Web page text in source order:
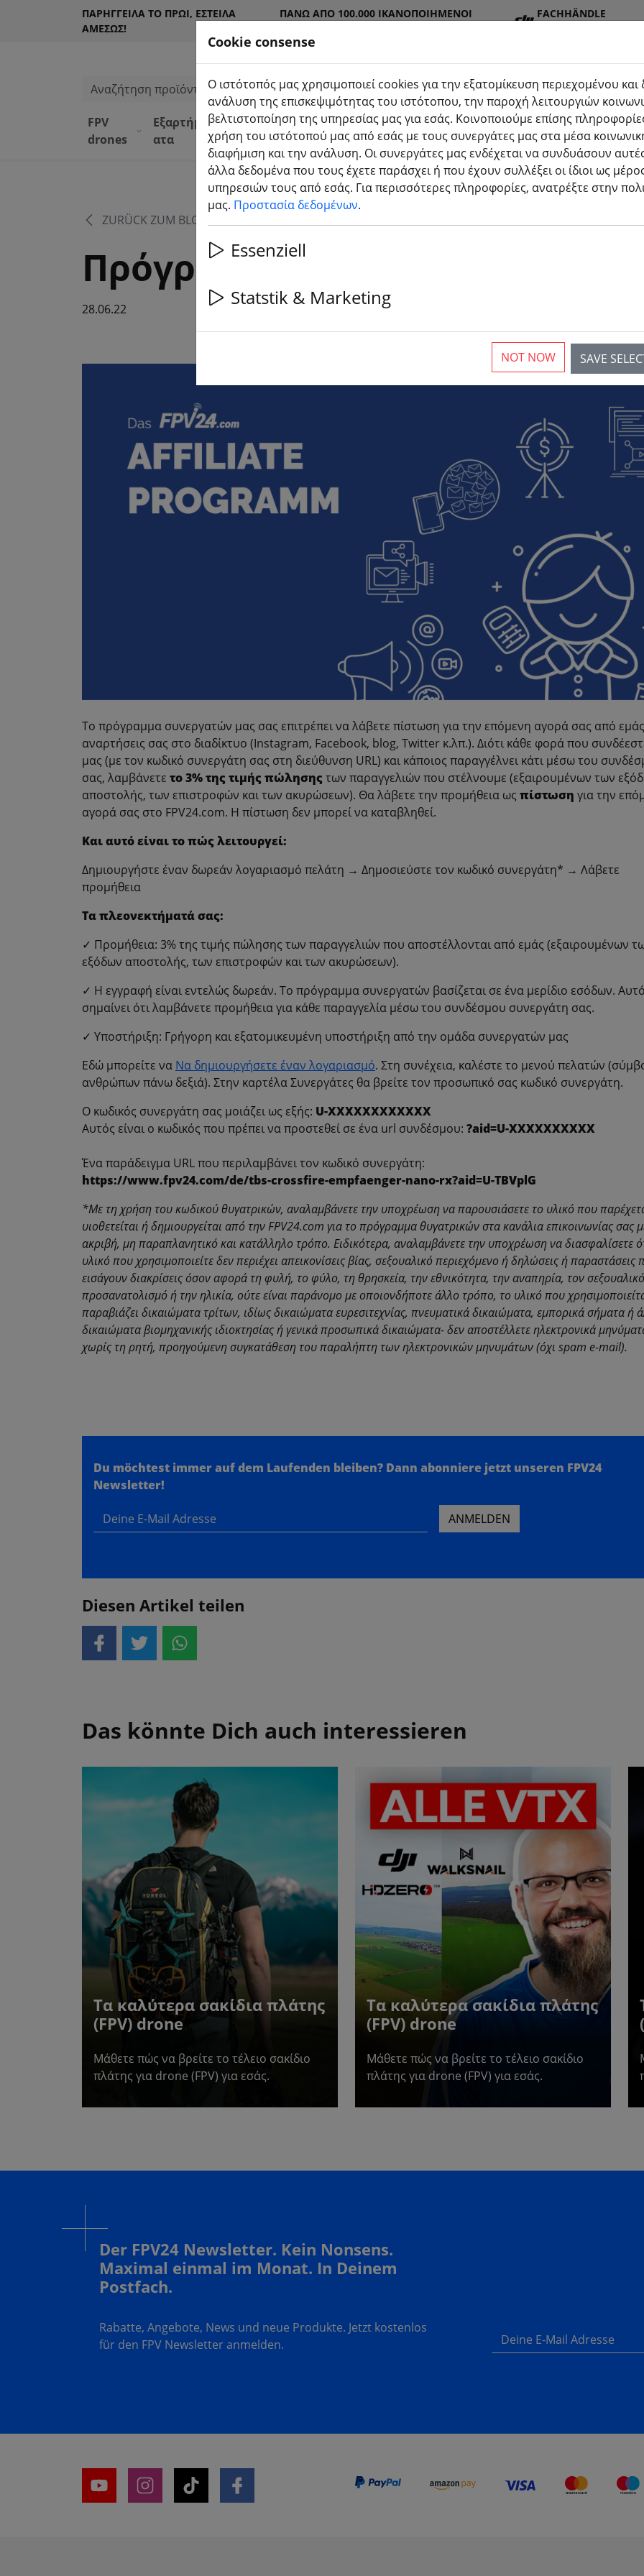
ΠΑΡΉΓΓΕΙΛΑ ΤΟ ΠΡΩΊ, ΈΣΤΕΙΛΑ
ΑΜΈΣΩΣ!
ΠΆΝΩ ΑΠΌ 100.000 ΙΚΑΝΟΠΟΙΗΜΈΝΟΙ
FACHHÄNDLE
Αναζήτηση προϊόντων
FPV
drones
Εξαρτήμ
ατα
Εξοπλισ
μός
Κατάστημ
α DJI
Μπατα
ρίες
Προπ
έλα
Αξεσο
υάρ
τρισδιάστατη
εκτύπωση
ZURÜCK ZUM BLOG
Πρόγραμμα θυγατρικών
28.06.22
Το πρόγραμμα συνεργατών μας σας επιτρέπει να λάβετε πίστωση για την επόμενη αγορά σας από εμάς
αναρτήσεις σας στο διαδίκτυο (Instagram, Facebook, blog, Twitter κ.λπ.). Διότι κάθε φορά που
μας (με τον κωδικό συνεργάτη σας στη διεύθυνση URL) και κάποιος παραγγέλνει κάτι μέσω του
σας, λαμβάνετε το 3% της τιμής πώλησης των παραγγελιών που στέλνουμε (εξαιρουμένων των
αποστολής, των επιστροφών και των ακυρώσεων). Θα λάβετε την προμήθεια ως πίστωση για την
αγορά σας στο FPV24.com. Η πίστωση δεν μπορεί να καταβληθεί.
Και αυτό είναι το πώς λειτουργεί:
Δημιουργήστε έναν δωρεάν λογαριασμό πελάτη → Δημοσιεύστε τον κωδικό συνεργάτη* → Λάβετε
προμήθεια
Τα πλεονεκτήματά σας:
✓ Προμήθεια: 3% της τιμής πώλησης των παραγγελιών που αποστέλλονται από εμάς (εξαιρουμένων
εξόδων αποστολής, των επιστροφών και των ακυρώσεων).
✓ Η εγγραφή είναι εντελώς δωρεάν. Το πρόγραμμα συνεργατών βασίζεται σε ένα μερίδιο εσόδων. Αυτό
σημαίνει ότι λαμβάνετε προμήθεια για κάθε παραγγελία μέσω του συνδέσμου συνεργάτη σας.
✓ Υποστήριξη: Γρήγορη και εξατομικευμένη υποστήριξη από την ομάδα συνεργατών μας
Εδώ μπορείτε να Να δημιουργήσετε έναν λογαριασμό. Στη συνέχεια, καλέστε το μενού πελατών
ανθρώπων πάνω δεξιά). Στην καρτέλα Συνεργάτες θα βρείτε τον προσωπικό σας κωδικό συνεργάτη.
Ο κωδικός συνεργάτη σας μοιάζει ως εξής: U-XXXXXXXXXXXX
Αυτός είναι ο κωδικός που πρέπει να προστεθεί σε ένα url συνδέσμου: ?aid=U-XXXXXXXXXX
Ένα παράδειγμα URL που περιλαμβάνει τον κωδικό συνεργάτη:
https://www.fpv24.com/de/tbs-crossfire-empfaenger-nano-rx?aid=U-TBVplG
*Με τη χρήση του κωδικού θυγατρικών, αναλαμβάνετε την υποχρέωση να παρουσιάσετε το υλικό που
υιοθετείται ή δημιουργείται από την FPV24.com για το πρόγραμμα θυγατρικών στα κανάλια επικοινωνίας σας
ακριβή, μη παραπλανητικό και κατάλληλο τρόπο. Ειδικότερα, αναλαμβάνετε την υποχρέωση να διασφαλίσετε
υλικό που χρησιμοποιείτε δεν περιέχει απεικονίσεις βίας, σεξουαλικό περιεχόμενο ή δηλώσεις ή παραστάσεις
εισάγουν διακρίσεις όσον αφορά τη φυλή, το φύλο, τη θρησκεία, την εθνικότητα, την αναπηρία, τον σεξουαλικό
προσανατολισμό ή την ηλικία, ούτε είναι παράνομο με οποιονδήποτε άλλο τρόπο, το υλικό που
παραβιάζει δικαιώματα τρίτων, ιδίως δικαιώματα ευρεσιτεχνίας, πνευματικά δικαιώματα, εμπορικά σήματα ή
δικαιώματα βιομηχανικής ιδιοκτησίας ή γενικά προσωπικά δικαιώματα- δεν αποστέλλετε ηλεκτρονικά
χωρίς τη ρητή, προηγούμενη συγκατάθεση του παραλήπτη των ηλεκτρονικών μηνυμάτων (όχι spam e-mail).
Du möchtest immer auf dem Laufenden bleiben? Dann abonniere jetzt unseren FPV24
Newsletter!
Deine E-Mail Adresse
ANMELDEN
Diesen Artikel teilen
Das könnte Dich auch interessieren
Τα καλύτερα σακίδια πλάτης
(FPV) drone
Μάθετε πώς να βρείτε το τέλειο σακίδιο
πλάτης για drone (FPV) για εσάς.
Τα καλύτερα σακίδια πλάτης
(FPV) drone
Μάθετε πώς να βρείτε το τέλειο σακίδιο
πλάτης για drone (FPV) για εσάς.
Der FPV24 Newsletter. Kein Nonsens.
Maximal einmal im Monat. In Deinem
Postfach.
Rabatte, Angebote, News und neue Produkte. Jetzt kostenlos
für den FPV Newsletter anmelden.
Deine E-Mail Adresse
Cookie consense
Ο ιστότοπός μας χρησιμοποιεί cookies για την εξατομίκευση περιεχομένου
ανάλυση της επισκεψιμότητας του ιστότοπου, την παροχή λειτουργιών
βελτιστοποίηση της υπηρεσίας μας για εσάς. Κοινοποιούμε επίσης
χρήση του ιστότοπού μας από εσάς με τους συνεργάτες μας στα μέσα
διαφήμιση και την ανάλυση. Οι συνεργάτες μας ενδέχεται να συνδυάσουν
άλλα δεδομένα που τους έχετε παράσχει ή που έχουν συλλέξει οι ίδιοι ως
υπηρεσιών τους από εσάς. Για περισσότερες πληροφορίες, ανατρέξτε στην
μας. Προστασία δεδομένων.
Essenziell
Statstik & Marketing
SAVE
NOT NOW